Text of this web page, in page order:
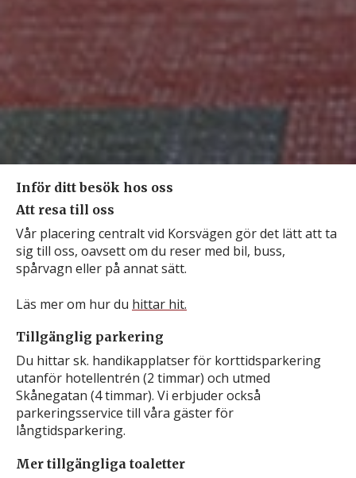
Inför ditt besök hos oss
Att resa till oss
Vår placering centralt vid Korsvägen gör det lätt att ta
sig till oss, oavsett om du reser med bil, buss,
spårvagn eller på annat sätt.
Läs mer om hur du hittar hit.
Tillgänglig parkering
Du hittar sk. handikapplatser för korttidsparkering
utanför hotellentrén (2 timmar) och utmed
Skånegatan (4 timmar). Vi erbjuder också
parkeringsservice till våra gäster för
långtidsparkering.
Mer tillgängliga toaletter